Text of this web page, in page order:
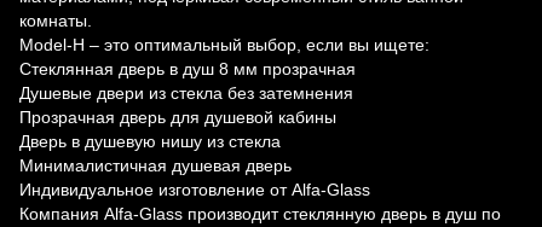
комнаты.
Model-H – это оптимальный выбор, если вы ищете:
Стеклянная дверь в душ 8 мм прозрачная
Душевые двери из стекла без затемнения
Прозрачная дверь для душевой кабины
Дверь в душевую нишу из стекла
Минималистичная душевая дверь
Индивидуальное изготовление от Alfa-Glass
Компания Alfa-Glass производит стеклянную дверь в душ по